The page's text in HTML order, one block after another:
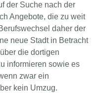
der Suche nach der
Angebote, die zu weit
daher der
neue Stadt in Betracht
die dortigen
informieren sowie es
zwar ein
kein Umzug.